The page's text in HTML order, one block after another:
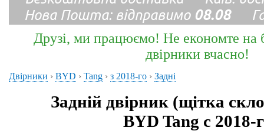
Нова Пошта: відправимо 08.08
Друзі, ми працюємо! Не економте на
двірники вчасно!
Двірники › BYD › Tang › з 2018-го › Задні
Задній двірник (щітка
BYD Tang с 2018-